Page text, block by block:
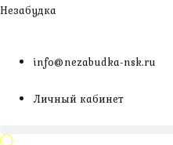
Перейти
Незабудка
info@nezabudka-nsk.ru
Личный кабинет